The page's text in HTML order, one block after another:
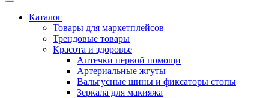
Каталог
Товары для маркетплейсов
Трендовые товары
Красота и здоровье
Аптечки первой помощи
Артериальные жгуты
Вальгусные шины и фиксаторы стопы
Зеркала для макияжа